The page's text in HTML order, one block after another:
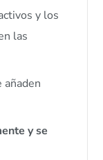
y los
las
añaden
y se